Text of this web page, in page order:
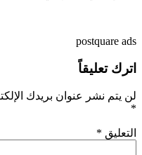
postquare ads
اترك تعليقاً
لن يتم نشر عنوان بريدك
*
التعليق *